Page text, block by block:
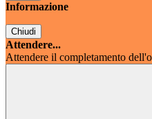
Informazione
Chiudi
Attendere...
Attendere il completamento